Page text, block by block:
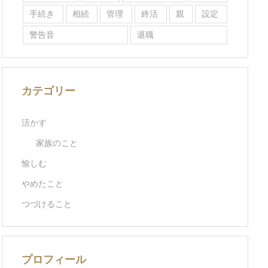
手続き 相続 管理 終活 親 設定
警告音 退職
カテゴリー
活かす
家族のこと
愉しむ
やめたこと
つづけること
プロフィール